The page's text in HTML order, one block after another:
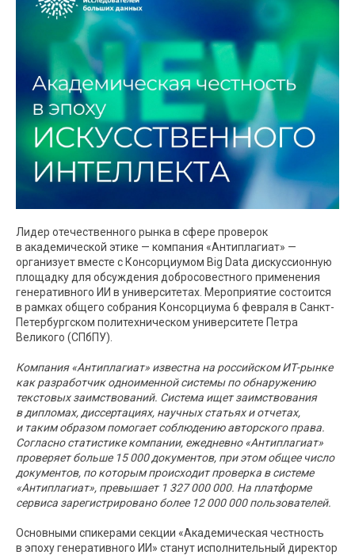
Лидер отечественного рынка в сфере проверок
в академической этике — компания «Антиплагиат» —
организует вместе с Консорциумом Big Data дискуссионную
площадку для обсуждения добросовестного применения
генеративного ИИ в университетах. Мероприятие состоится
в рамках общего собрания Консорциума 6 февраля в Санкт-
Петербургском политехническом университете Петра
Великого (СПбПУ).
Компания «Антиплагиат» известна на российском ИТ-рынке
как разработчик одноименной системы по обнаружению
текстовых заимствований. Система ищет заимствования
в дипломах, диссертациях, научных статьях и отчетах,
и таким образом помогает соблюдению авторского права.
Согласно статистике компании, ежедневно «Антиплагиат»
проверяет больше 15 000 документов, при этом общее число
документов, по которым происходит проверка в системе
«Антиплагиат», превышает 1 327 000 000. На платформе
сервиса зарегистрировано более 12 000 000 пользователей.
Основными спикерами секции «Академическая честность
в эпоху генеративного ИИ» станут исполнительный директор